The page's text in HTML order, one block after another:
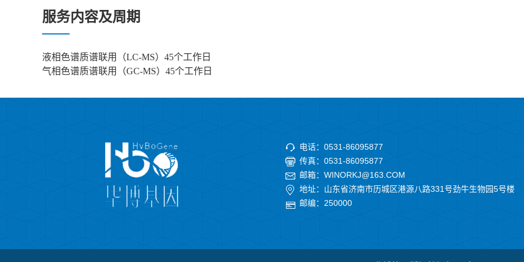
服务内容及周期
液相色谱质谱联用（LC-MS）45个工作日
气相色谱质谱联用（GC-MS）45个工作日
电话：0531-86095877
传真：0531-86095877
邮箱：WINORKJ@163.COM
地址：山东省济南市历城区港源八路331号劲牛生物园5号楼
邮编：250000